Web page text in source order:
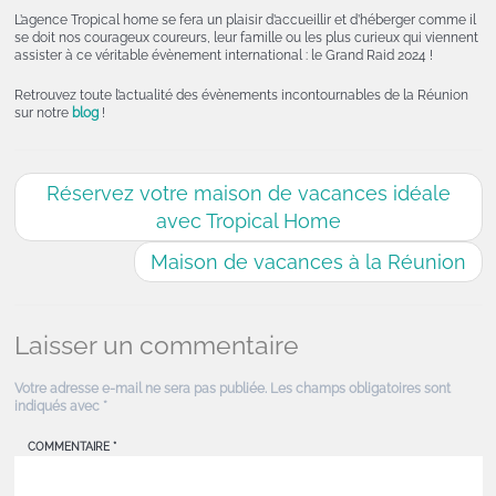
L’agence Tropical home se fera un plaisir d’accueillir et d’héberger comme il
se doit nos courageux coureurs, leur famille ou les plus curieux qui viennent
assister à ce véritable évènement international : le Grand Raid 2024 !
Retrouvez toute l’actualité des évènements incontournables de la Réunion
sur notre blog!
Réservez votre maison de vacances idéale
avec Tropical Home
Maison de vacances à la Réunion
Laisser un commentaire
Votre adresse e-mail ne sera pas publiée. Les champs obligatoires sont
indiqués avec *
COMMENTAIRE *